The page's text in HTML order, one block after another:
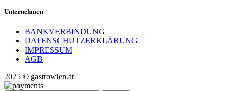
Unternehmen
BANKVERBINDUNG
DATENSCHUTZERKLÄRUNG
IMPRESSUM
AGB
2025 © gastrowien.at